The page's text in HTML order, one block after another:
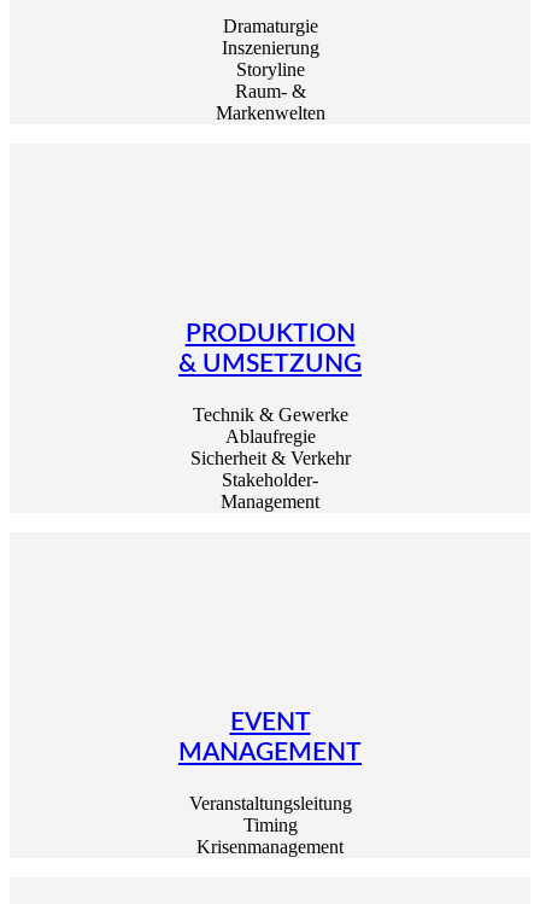
Dramaturgie
Inszenierung
Storyline
Raum- &
Markenwelten
PRODUKTION
& UMSETZUNG
Technik & Gewerke
Ablaufregie
Sicherheit & Verkehr
Stakeholder-
Management
EVENT
MANAGEMENT
Veranstaltungsleitung
Timing
Krisenmanagement